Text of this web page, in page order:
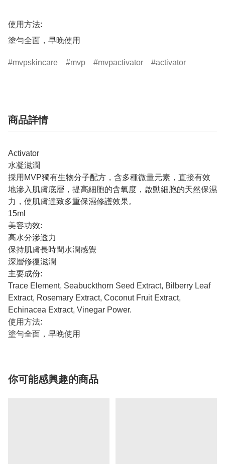
使用方法:
塗勻全面，早晚使用
mvpskincare mvp mvpactivator activator
商品詳情
Activator
水凝滋潤
採用MVP獨有生物分子配方，含多種微量元素，直接有效
地滲入肌膚底層，提高細胞的含氧度，啟動細胞的天然保濕
力，使肌膚達致多重保濕修護效果。
15ml
美容功效:
高水分滲透力
保持肌膚長時間水潤感覺
深層修復滋潤
主要成份:
Trace Element, Seabuckthorn Seed Extract, Bilberry Leaf
Extract, Rosemary Extract, Coconut Fruit Extract,
Echinacea Extract, Vinegar Power.
使用方法:
塗勻全面，早晚使用
你可能感興趣的商品